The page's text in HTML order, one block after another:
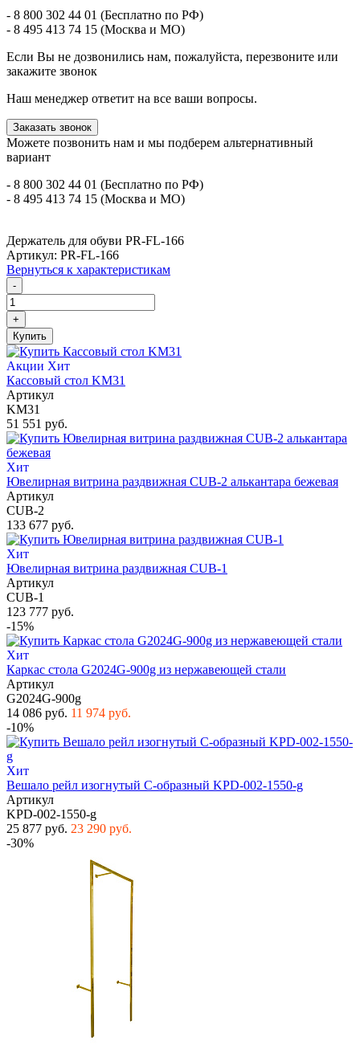
- 8 800 302 44 01 (Бесплатно по РФ)
- 8 495 413 74 15 (Москва и МО)
Если Вы не дозвонились нам, пожалуйста, перезвоните или
закажите звонок
Наш менеджер ответит на все ваши вопросы.
Заказать звонок
Можете позвонить нам и мы подберем альтернативный
вариант
- 8 800 302 44 01 (Бесплатно по РФ)
- 8 495 413 74 15 (Москва и МО)
Держатель для обуви PR-FL-166
Артикул: PR-FL-166
Вернуться к характеристикам
-
+
Купить
Акции Хит
Кассовый стол KM31
Артикул
KM31
51 551 руб.
Хит
Ювелирная витрина раздвижная CUB-2 алькантара бежевая
Артикул
CUB-2
133 677 руб.
Хит
Ювелирная витрина раздвижная CUB-1
Артикул
CUB-1
123 777 руб.
-15%
Хит
Каркас стола G2024G-900g из нержавеющей стали
Артикул
G2024G-900g
14 086 руб. 11 974 руб.
-10%
Хит
Вешало рейл изогнутый С-образный KPD-002-1550-g
Артикул
KPD-002-1550-g
25 877 руб. 23 290 руб.
-30%